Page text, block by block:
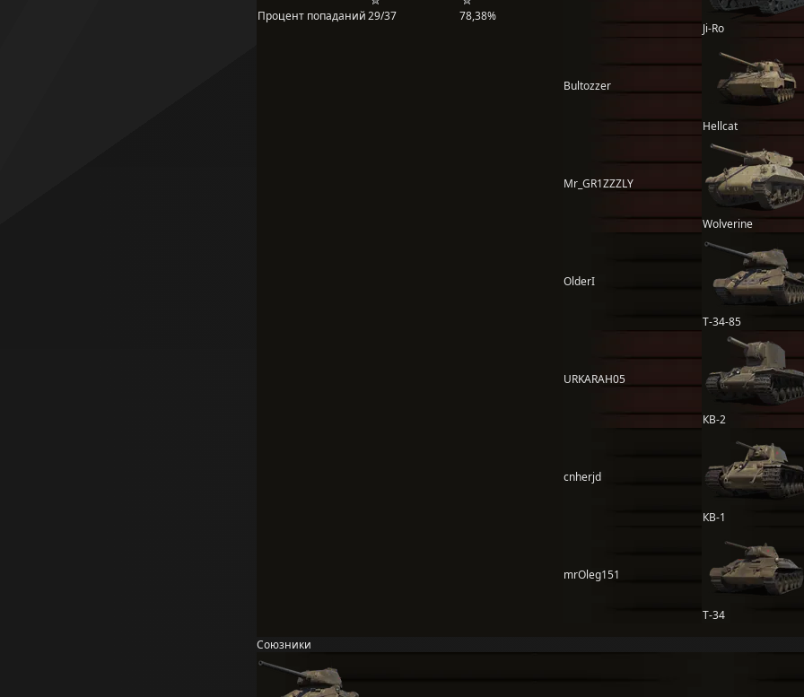
Процент попаданий29/37 78,38%
Ji-Ro
Bultozzer
Hellcat
Mr_GR1ZZZLY
Wolverine
OlderI
Т-34-85
URKARAH05
КВ-2
cnherjd
КВ-1
mrOleg151
Т-34
Союзники